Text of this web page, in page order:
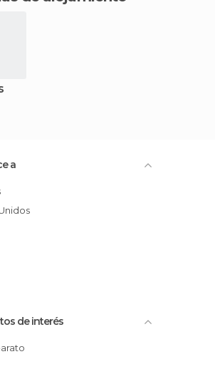
a
de interés